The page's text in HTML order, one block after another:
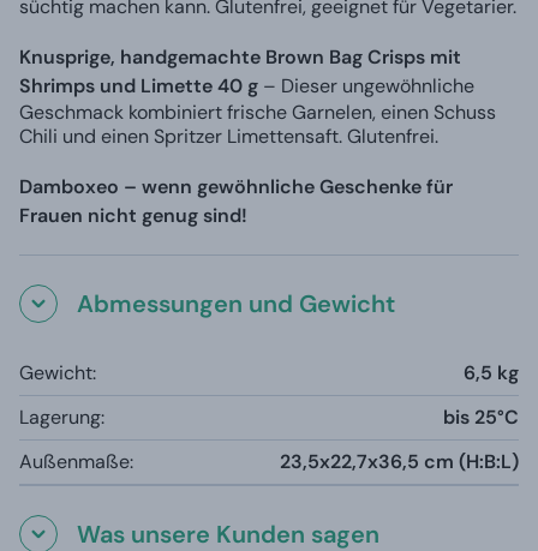
süchtig machen kann. Glutenfrei, geeignet für Vegetarier.
Knusprige, handgemachte Brown Bag Crisps mit
Shrimps und Limette 40 g – Dieser ungewöhnliche
Geschmack kombiniert frische Garnelen, einen Schuss
Chili und einen Spritzer Limettensaft. Glutenfrei.
Damboxeo – wenn gewöhnliche Geschenke für
Frauen nicht genug sind!
Abmessungen und Gewicht
Gewicht:
6,5 kg
Lagerung:
bis 25°C
Außenmaße:
23,5x22,7x36,5 cm (H:B:L)
Was unsere Kunden sagen